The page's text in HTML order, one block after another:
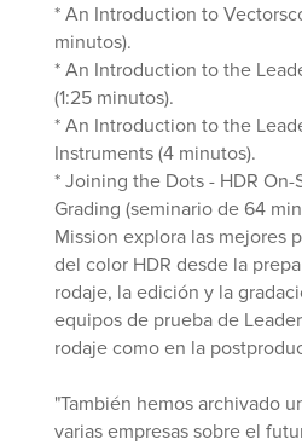
* An Introduction to
minutos).
* An Introduction to the
(1:25 minutos).
* An Introduction to the
Instruments (4 minutos).
* Joining the Dots - HDR On-
Grading (seminario de 64
Mission explora las mejores
del color HDR desde la
rodaje, la edición y la
equipos de prueba de
rodaje como en la
"También hemos archivado
varias empresas sobre el